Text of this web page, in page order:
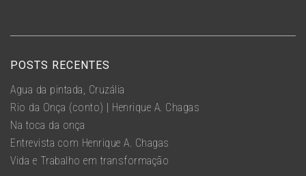
POSTS RECENTES
Água da pintada, Cruzália
Rio da Onça (conto) | Henrique A. Chagas
Na toca da onça
Entrevista com Henrique A. Chagas
Vida e Trabalho em transformação